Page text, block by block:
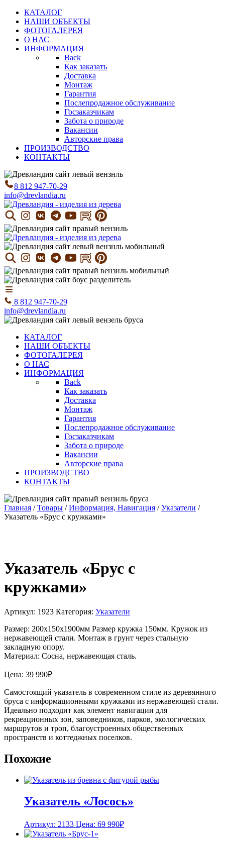
КАТАЛОГ
НАШИ ОБЪЕКТЫ
ФОТОГАЛЕРЕЯ
О НАС
ИНФОРМАЦИЯ
Back
Как заказать
Доставка
Монтаж
Гарантия
Послепродажное обслуживание
Госзаказчикам
Забота о природе
Вакансии
Авторские права
ПРОИЗВОДСТВО
КОНТАКТЫ
8 812 947-70-29
info@drevlandia.ru
8 812 947-70-29
info@drevlandia.ru
КАТАЛОГ
НАШИ ОБЪЕКТЫ
ФОТОГАЛЕРЕЯ
О НАС
ИНФОРМАЦИЯ
Back
Как заказать
Доставка
Монтаж
Гарантия
Послепродажное обслуживание
Госзаказчикам
Забота о природе
Вакансии
Авторские права
ПРОИЗВОДСТВО
КОНТАКТЫ
Главная /Товары /Информация, Навигация /Указатели /
Указатель «Брус с кружками»
Указатель «Брус с
кружками»
Артикул: 1923 Категория: Указатели
Размер: 200х150х1900мм Размер кружка 150мм. Кружок из
нержавеющей стали. Монтаж в грунт через стальную
закладную опору.
Материал: Сосна, нержавеющая сталь.
Цена: 39 990₽
Самостоящий указатель в современном стиле из деревянного
бруса с информационными кружками из нержавеющей стали.
Идеально подходит как элемент навигации для
рекреационных зон, заповедников, парков, экологических
маршрутов и троп, благоустроенных общественных
пространств и коттеджных поселков.
Похожие
Указатель «Лосось»
Артикул: 2133 Цена: 69 990₽